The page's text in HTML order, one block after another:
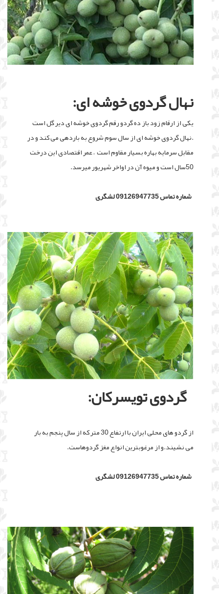
نهال گردوی خوشه ای:
یکی از ارقام زود باز ده گردو رقم گردوی خوشه ای دیر گل است
.نهال گردوی خوشه ای از سال سوم شروع به باردهی می کند و در
مقابل سرمایه بهاره بسیار مقاوم است ، عمر اقتصادی این درخت
50سال است و میوه آن در اواخر شهریور میرسد.
شماره تماس 09126947735 لشگری
گردوی تویسرکان:
از گردو های محلی ایران با ارتفاع 30 متر که از سال پنجم به بار
می نشیند.و از مرغوبترین انواع مغز گردوهاست.
شماره تماس 09126947735 لشگری